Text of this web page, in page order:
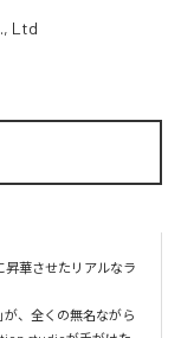
Ltd
昇華させたリアルなラ
が、全くの無名ながら